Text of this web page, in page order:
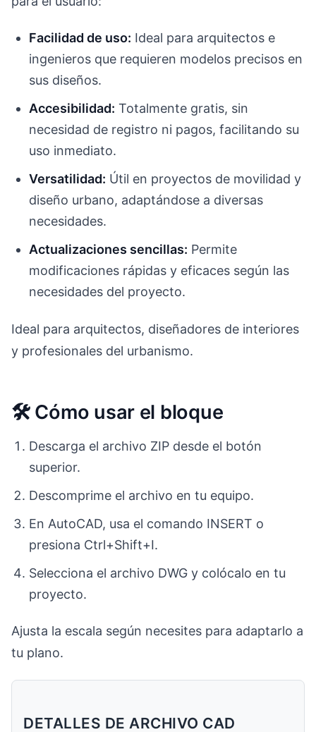
Facilidad de uso: Ideal para arquitectos e
ingenieros que requieren modelos precisos en
sus diseños.
Accesibilidad: Totalmente gratis, sin
necesidad de registro ni pagos, facilitando su
uso inmediato.
Versatilidad: Útil en proyectos de movilidad y
diseño urbano, adaptándose a diversas
necesidades.
Actualizaciones sencillas: Permite
modificaciones rápidas y eficaces según las
necesidades del proyecto.
Ideal para arquitectos, diseñadores de interiores
y profesionales del urbanismo.
🛠️ Cómo usar el bloque
Descarga el archivo ZIP desde el botón
superior.
Descomprime el archivo en tu equipo.
En AutoCAD, usa el comando INSERT o
presiona Ctrl+Shift+I.
Selecciona el archivo DWG y colócalo en tu
proyecto.
Ajusta la escala según necesites para adaptarlo a
tu plano.
DETALLES DE ARCHIVO CAD